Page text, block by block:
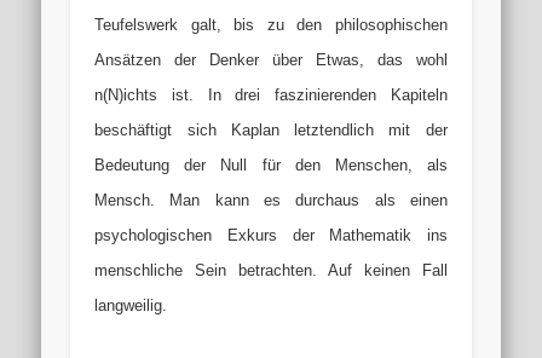
Teufelswerk galt, bis zu den philosophischen
Ansätzen der Denker über Etwas, das wohl
n(N)ichts ist. In drei faszinierenden Kapiteln
beschäftigt sich Kaplan letztendlich mit der
Bedeutung der Null für den Menschen, als
Mensch. Man kann es durchaus als einen
psychologischen Exkurs der Mathematik ins
menschliche Sein betrachten. Auf keinen Fall
langweilig.